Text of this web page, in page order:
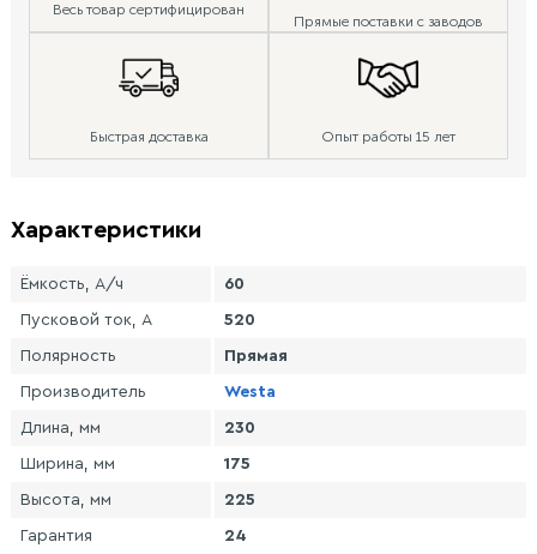
Весь товар сертифицирован
Прямые поставки с заводов
Быстрая доставка Опыт работы 15 лет
Характеристики
Ёмкость, А/ч 60
Пусковой ток, А 520
Полярность Прямая
Производитель Westa
Длина, мм 230
Ширина, мм 175
Высота, мм 225
Гарантия 24